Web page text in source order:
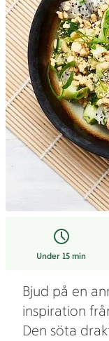
Under 15 min
Bjud på en
inspiration
Den söta